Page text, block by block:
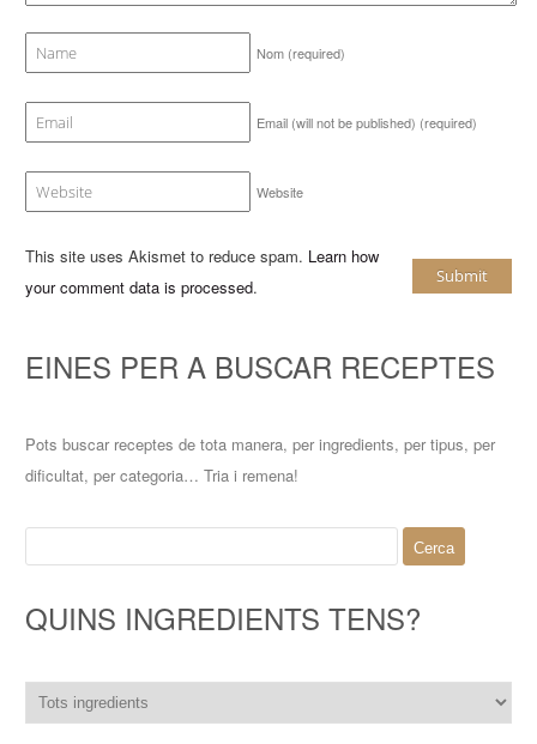
Nom (required)
Email (will not be published) (required)
Website
This site uses Akismet to reduce spam. Learn how
your comment data is processed.
EINES PER A BUSCAR RECEPTES
Pots buscar receptes de tota manera, per ingredients, per tipus, per
dificultat, per categoria… Tria i remena!
QUINS INGREDIENTS TENS?